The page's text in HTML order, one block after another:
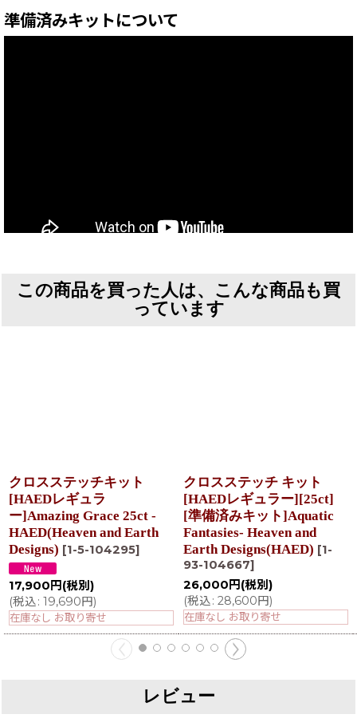
準備済みキットについて
この商品を買った人は、こんな商品も買
っています
クロスステッチキット
[HAEDレギュラ
ー]Amazing Grace 25ct -
HAED(Heaven and Earth
Designs) [1-5-104295]
17,900 円 (税別)
(税込: 19,690円)
在庫なし お取り寄せ
クロスステッチ キット
[HAEDレギュラー][25ct]
[準備済みキット]Aquatic
Fantasies- Heaven and
Earth Designs(HAED) [1-
93-104667]
26,000 円 (税別)
(税込: 28,600円)
在庫なし お取り寄せ
レビュー